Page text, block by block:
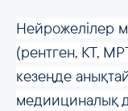
Нейрожелілер
(рентген, КТ,
кезеңде
медиициналық